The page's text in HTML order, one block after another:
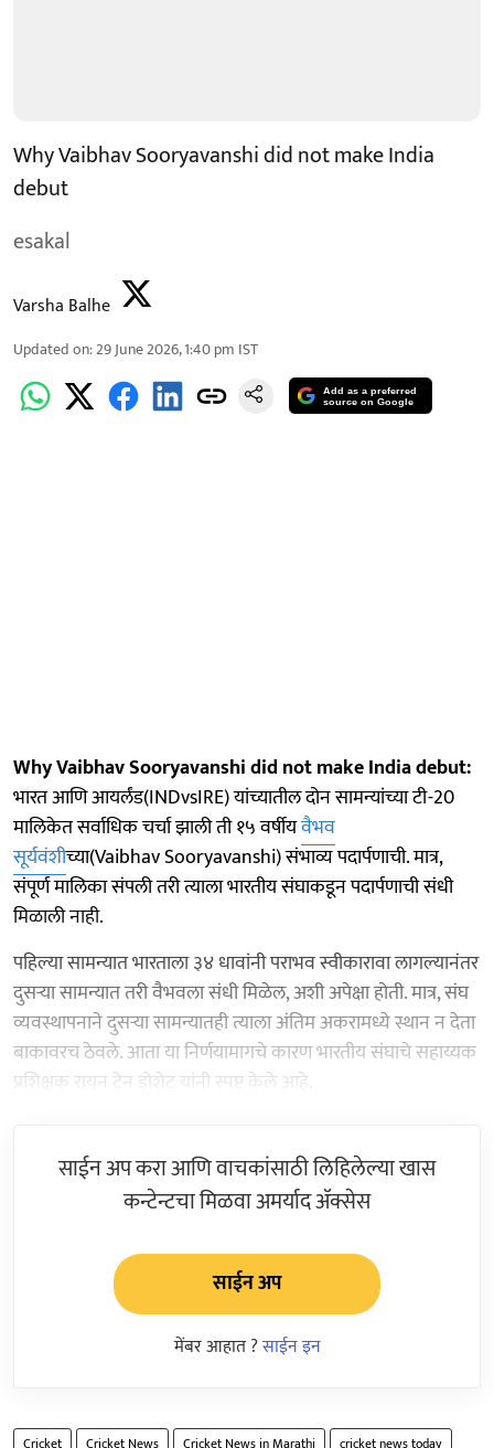
Why Vaibhav Sooryavanshi did not make India
debut
esakal
Varsha Balhe
Updated on:29 June 2026, 1:40 pm IST
Add as a preferred
source on Google
Why Vaibhav Sooryavanshi did not make India debut:
भारत आणि आयर्लंड(INDvsIRE) यांच्यातील दोन सामन्यांच्या टी-20
मालिकेत सर्वाधिक चर्चा झाली ती १५ वर्षीयवैभव
सूर्यवंशीच्या(Vaibhav Sooryavanshi) संभाव्य पदार्पणाची. मात्र,
संपूर्ण मालिका संपली तरी त्याला भारतीय संघाकडून पदार्पणाची संधी
मिळाली नाही.
पहिल्या सामन्यात भारताला ३४ धावांनी पराभव स्वीकारावा लागल्यानंतर
दुसऱ्या सामन्यात तरी वैभवला संधी मिळेल, अशी अपेक्षा होती. मात्र, संघ
व्यवस्थापनाने दुसऱ्या सामन्यातही त्याला अंतिम अकरामध्ये स्थान न देता
बाकावरच ठेवले. आता या निर्णयामागचे कारण भारतीय संघाचे सहाय्यक
प्रशिक्षक रायन टेन डोशेट यांनी स्पष्ट केले आहे.
साईन अप करा आणि वाचकांसाठी लिहिलेल्या खास
कन्टेन्टचा मिळवा अमर्याद ॲक्सेस
साईन अप
मेंबर आहात ?साईन इन
Cricket Cricket News Cricket News in Marathi cricket news today